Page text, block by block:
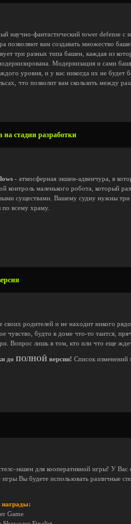
научно-фантастический tower defense с
позволяют вам создавать множество
три разных типа башен, каждая из
Модернизация и сами
уровня, и у вас никогда их не
что позволит вам скользить между
на стадии разработки
- атмосферная экшен-адвенчура, в
контроль маленького робота, который
существами. Вашему судну нужны три
всему храму.
своих родителей и не находит никого
чувство, будто в доме что-то таится,
Вопрос лишь в том, кто или что еще
до ПОЛНОЙ версии! Список изменений
экшен для кооперативной игры! У Вас
Вы будете использовать различные
награды:
Game